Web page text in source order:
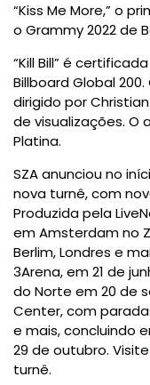
“Kiss Me More,” o
o Grammy 2022 de
“Kill Bill” é
Billboard Global 200.
dirigido por
de visualizações. O
Platina.
SZA anunciou no
nova turnê, com
Produzida pela
em Amsterdam no
Berlim, Londres e
3Arena, em 21 de
do Norte em 20 de
Center, com
e mais, concluindo
29 de outubro. Visite
turnê.